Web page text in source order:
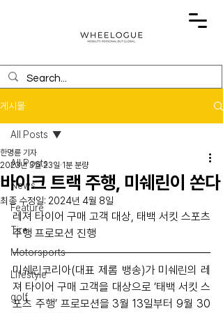
게시물
All Posts
News
Feature
Tire
Motorsports
Lifestyle
golf
All Posts
바이크 트랙 주행, 미쉐린이 쏜다
한명륜 기자
2023년 3월 23일 1분 분량
최종 수정일: 2024년 4월 8일
레져 타이어 구매 고객 대상, 태백 서킷 스포츠
주행 프로모션 진행
미쉐린코리아(대표 제롬 뱅송)가 미쉐린의 레
져 타이어 구매 고객을 대상으로 ‘태백 서킷 스
포츠 주행’ 프로모션을 3월 13일부터 9월 30